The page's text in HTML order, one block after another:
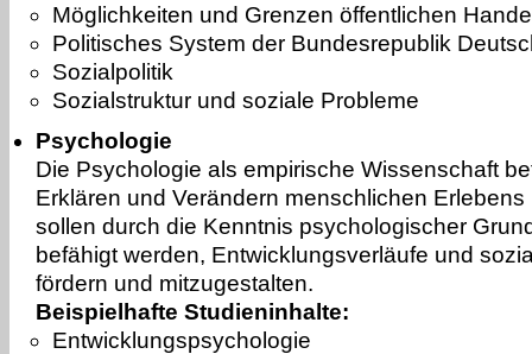
Möglichkeiten und Grenzen öffentlichen
Politisches System der Bundesrepublik
Sozialpolitik
Sozialstruktur und soziale Probleme
Psychologie
Die Psychologie als empirische Wissenschaft
Erklären und Verändern menschlichen
sollen durch die Kenntnis psychologischer
befähigt werden, Entwicklungsverläufe und
fördern und mitzugestalten.
Beispielhafte Studieninhalte:
Entwicklungspsychologie